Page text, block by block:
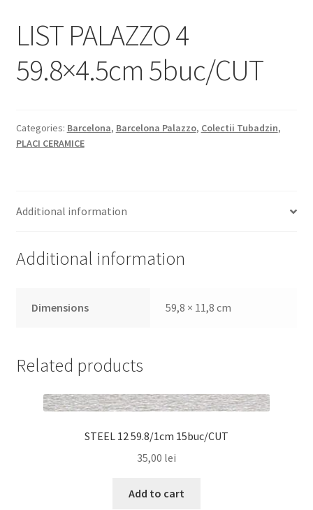
Plata si Livrare
Politică de confidențialitate
Termeni si conditii
LIST PALAZZO 4
59.8×4.5cm 5buc/CUT
Categories: Barcelona, Barcelona Palazzo, Colectii Tubadzin,
PLACI CERAMICE
Additional information
Additional information
Dimensions 59,8 × 11,8 cm
Related products
STEEL 12 59.8/1cm 15buc/CUT
35,00 lei
Add to cart